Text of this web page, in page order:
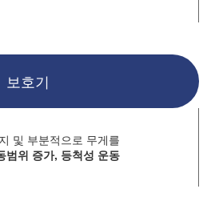
보호기
및 부분적으로 무게를
범위 증가, 등척성 운동